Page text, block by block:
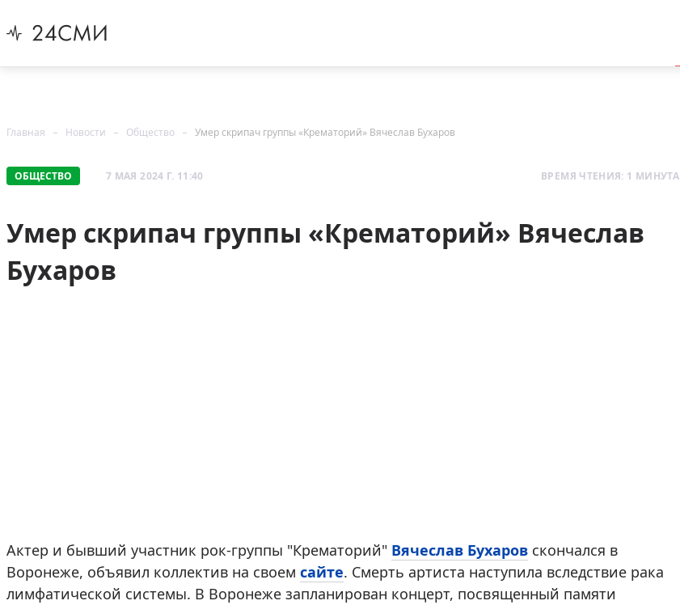
Главная Новости Общество Умер скрипач группы «Крематорий» Вячеслав Бухаров
ОБЩЕСТВО 7 МАЯ 2024 Г. 11:40 ВРЕМЯ ЧТЕНИЯ: 1 МИНУТА
Умер скрипач группы «Крематорий» Вячеслав
Бухаров
Актер и бывший участник рок-группы "Крематорий" Вячеслав Бухаров скончался в
Воронеже, объявил коллектив на своем сайте. Смерть артиста наступила вследствие рака
лимфатической системы. В Воронеже запланирован концерт, посвященный памяти